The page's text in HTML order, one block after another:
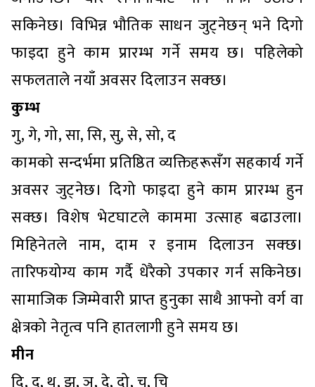
सकिनेछ। विभिन्न भौतिक साधन जुट्नेछन् भने दिगो
फाइदा हुने काम प्रारम्भ गर्ने समय छ। पहिलेको
सफलताले नयाँ अवसर दिलाउन सक्छ।
कुम्भ
गु, गे, गो, सा, सि, सु, से, सो, द
कामको सन्दर्भमा प्रतिष्ठित व्यक्तिहरूसँग सहकार्य गर्ने
अवसर जुट्नेछ। दिगो फाइदा हुने काम प्रारम्भ हुन
सक्छ। विशेष भेटघाटले काममा उत्साह बढाउला।
मिहिनेतले नाम, दाम र इनाम दिलाउन सक्छ।
तारिफयोग्य काम गर्दै धेरैको उपकार गर्न सकिनेछ।
सामाजिक जिम्मेवारी प्राप्त हुनुका साथै आफ्नो वर्ग वा
क्षेत्रको नेतृत्व पनि हातलागी हुने समय छ।
मीन